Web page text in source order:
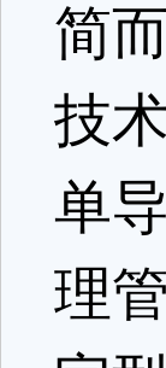
简
技
单
理